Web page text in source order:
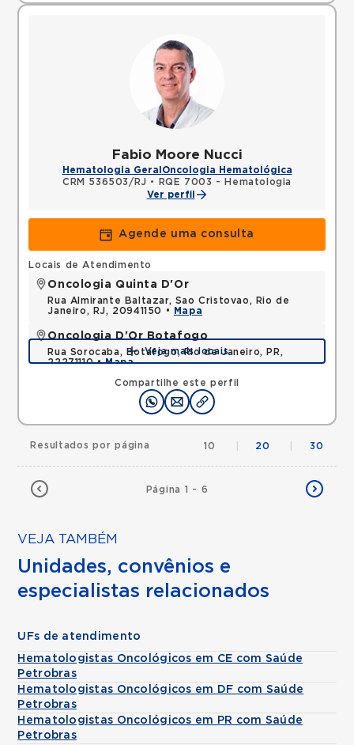
Fabio Moore Nucci
Hematologia Geral Oncologia Hematológica
CRM 536503/RJ •
RQE 7003 - Hematologia
Ver perfil
Agende uma consulta
Compartilhe este perfil
Locais de Atendimento
Oncologia Quinta D'Or
Rua Almirante Baltazar, Sao Cristovao, Rio de
Janeiro, RJ, 20941150 •
Mapa
Oncologia D'Or Botafogo
Rua Sorocaba, Botafogo, Rio de Janeiro, PR,
22271110 •Mapa
Veja mais locais
Página 1 - 6
Resultados por página 10 20 30
VEJA TAMBÉM
Unidades, convênios e
especialistas relacionados
UFs de atendimento
Hematologistas Oncológicos em CE com Saúde
Petrobras
Hematologistas Oncológicos em DF com Saúde
Petrobras
Hematologistas Oncológicos em PR com Saúde
Petrobras